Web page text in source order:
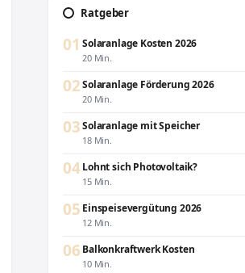
Ratgeber
01 Solaranlage Kosten 2026
20 Min.
02Solaranlage Förderung 2026
20 Min.
03Solaranlage mit Speicher
18 Min.
04Lohnt sich Photovoltaik?
15 Min.
05 Einspeisevergütung 2026
12 Min.
06 Balkonkraftwerk Kosten
10 Min.